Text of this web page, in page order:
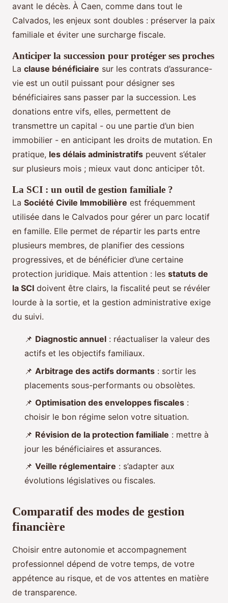
avant le décès. À Caen, comme dans tout le
Calvados, les enjeux sont doubles : préserver la paix
familiale et éviter une surcharge fiscale.
Anticiper la succession pour protéger ses proches
La clause bénéficiaire sur les contrats d’assurance-
vie est un outil puissant pour désigner ses
bénéficiaires sans passer par la succession. Les
donations entre vifs, elles, permettent de
transmettre un capital - ou une partie d’un bien
immobilier - en anticipant les droits de mutation. En
pratique, les délais administratifs peuvent s’étaler
sur plusieurs mois ; mieux vaut donc anticiper tôt.
La SCI : un outil de gestion familiale ?
La Société Civile Immobilière est fréquemment
utilisée dans le Calvados pour gérer un parc locatif
en famille. Elle permet de répartir les parts entre
plusieurs membres, de planifier des cessions
progressives, et de bénéficier d’une certaine
protection juridique. Mais attention : les statuts de
la SCI doivent être clairs, la fiscalité peut se révéler
lourde à la sortie, et la gestion administrative exige
du suivi.
📌 Diagnostic annuel : réactualiser la valeur des
actifs et les objectifs familiaux.
📌 Arbitrage des actifs dormants : sortir les
placements sous-performants ou obsolètes.
📌 Optimisation des enveloppes fiscales :
choisir le bon régime selon votre situation.
📌 Révision de la protection familiale : mettre à
jour les bénéficiaires et assurances.
📌 Veille réglementaire : s’adapter aux
évolutions législatives ou fiscales.
Comparatif des modes de gestion
financière
Choisir entre autonomie et accompagnement
professionnel dépend de votre temps, de votre
appétence au risque, et de vos attentes en matière
de transparence.